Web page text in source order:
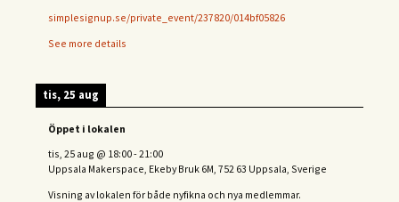
simplesignup.se/private_event/237820/014bf05826
See more details
tis, 25 aug
Öppet i lokalen
tis, 25 aug @ 18:00-21:00
Uppsala Makerspace, Ekeby Bruk 6M, 752 63 Uppsala, Sverige
Visning av lokalen för både nyfikna och nya medlemmar.